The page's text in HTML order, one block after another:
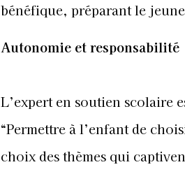
bénéfique, préparant le
Autonomie et responsabilité
L’expert en soutien scolaire
“Permettre à l’enfant de
choix des thèmes qui